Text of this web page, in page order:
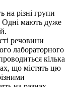
на різні групи
Одні мають дуже
речовини
лабораторного
кілька
що містять цю